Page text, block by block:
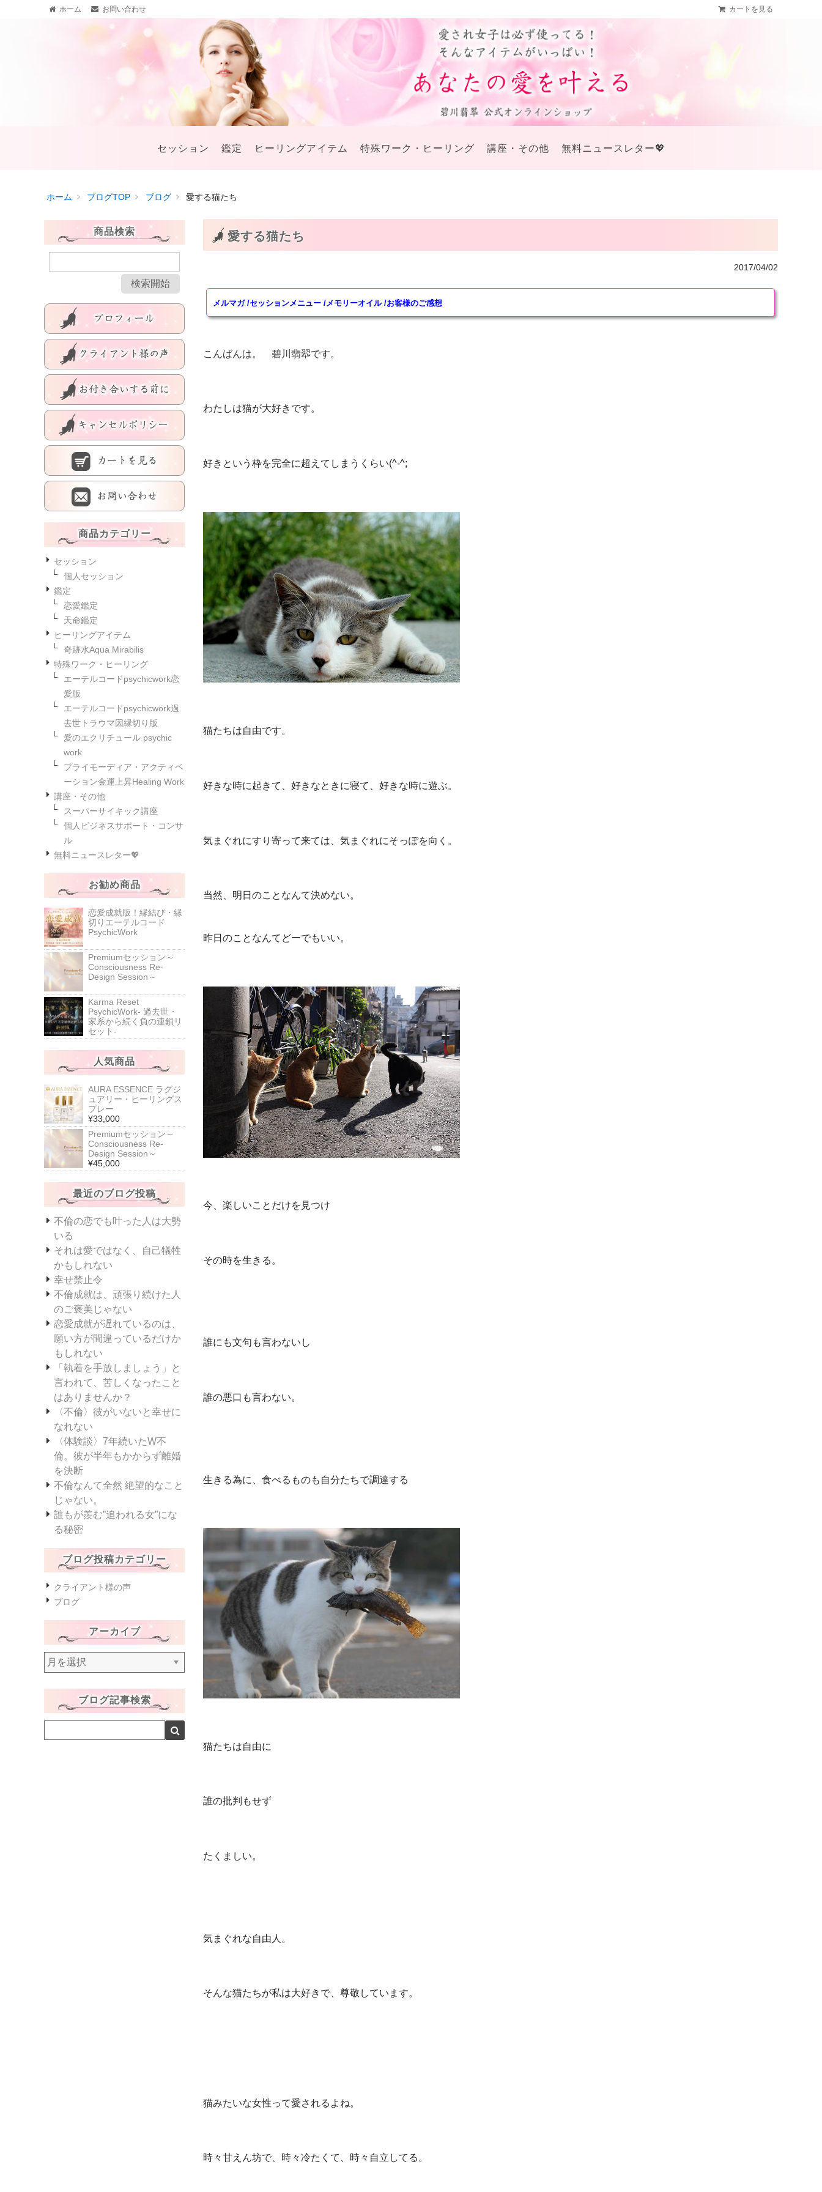
ホーム お問い合わせ カートを見る
セッション 鑑定 ヒーリングアイテム 特殊ワーク・ヒーリング 講座・その他 無料ニュースレター💖
ホーム ブログTOP ブログ 愛する猫たち
愛する猫たち
2017/04/02
メルマガ /セッションメニュー / メモリーオイル /お客様のご感想
こんばんは。 碧川翡翆です。
わたしは猫が大好きです。
好きという枠を完全に超えてしまうくらい(^-^;
猫たちは自由です。
好きな時に起きて、好きなときに寝て、好きな時に遊ぶ。
気まぐれにすり寄って来ては、気まぐれにそっぽを向く。
当然、明日のことなんて決めない。
昨日のことなんてどーでもいい。
今、楽しいことだけを見つけ
その時を生きる。
誰にも文句も言わないし
誰の悪口も言わない。
生きる為に、食べるものも自分たちで調達する
猫たちは自由に
誰の批判もせず
たくましい。
気まぐれな自由人。
そんな猫たちが私は大好きで、尊敬しています。
猫みたいな女性って愛されるよね。
時々甘えん坊で、時々冷たくて、時々自立してる。
商品検索
商品カテゴリー
セッション
個人セッション
鑑定
恋愛鑑定
天命鑑定
ヒーリングアイテム
奇跡水Aqua Mirabilis
特殊ワーク・ヒーリング
エーテルコードpsychicwork恋
愛版
エーテルコードpsychicwork過
去世トラウマ因縁切り版
愛のエクリチュール psychic
work
プライモーディア・アクティベ
ーション金運上昇Healing Work
講座・その他
スーパーサイキック講座
個人ビジネスサポート・コンサ
ル
無料ニュースレター💖
お勧め商品
恋愛成就版！縁結び・縁
切りエーテルコード
PsychicWork
Premiumセッション～
Consciousness Re-
Design Session～
Karma Reset
PsychicWork‐ 過去世・
家系から続く負の連鎖リ
セット‐
人気商品
AURA ESSENCE ラグジ
ュアリー・ヒーリングス
プレー
¥33,000
Premiumセッション～
Consciousness Re-
Design Session～
¥45,000
最近のブログ投稿
不倫の恋でも叶った人は大勢
いる
それは愛ではなく、自己犠牲
かもしれない
幸せ禁止令
不倫成就は、頑張り続けた人
のご褒美じゃない
恋愛成就が遅れているのは、
願い方が間違っているだけか
もしれない
「執着を手放しましょう」と
言われて、苦しくなったこと
はありませんか？
〈不倫〉彼がいないと幸せに
なれない
〈体験談〉7年続いたW不
倫。彼が半年もかからず離婚
を決断
不倫なんて全然 絶望的なこと
じゃない。
誰もが羨む”追われる女”にな
る秘密
ブログ投稿カテゴリー
クライアント様の声
ブログ
アーカイブ
ア
ー
カ
ブログ記事検索